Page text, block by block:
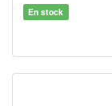
En stock